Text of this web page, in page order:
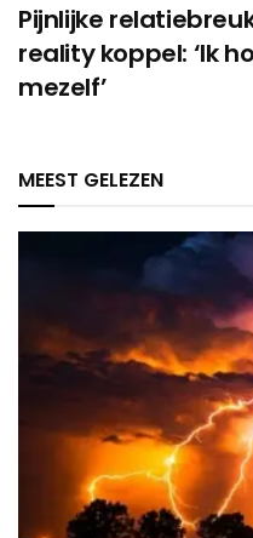
Pijnlijke
reality koppel: ‘Ik
mezelf’
MEEST GELEZEN